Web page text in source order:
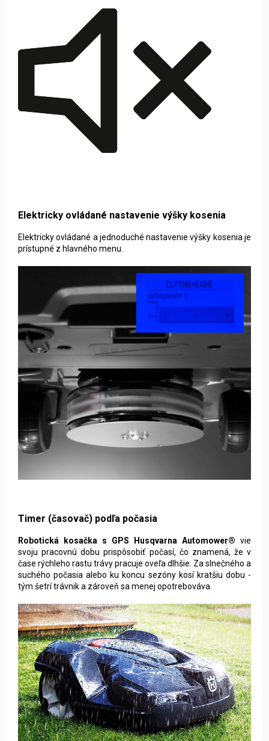
Elektricky ovládané nastavenie výšky kosenia
Elektricky ovládané a jednoduché nastavenie výšky kosenia je
prístupné z hlavného menu.
Timer (časovač) podľa počasia
Robotická kosačka s GPS Husqvarna Automower®
vie
svoju pracovnú dobu prispôsobiť počasí, čo znamená, že v
čase rýchleho rastu trávy pracuje oveľa dlhšie. Za slnečného a
suchého počasia alebo ku koncu sezóny kosí kratšiu dobu -
tým šetrí trávnik a zároveň sa menej opotrebováva.